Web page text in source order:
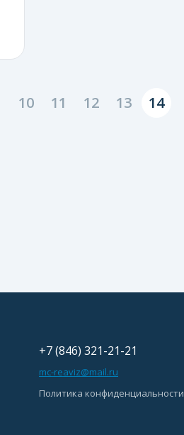
10 11 12 13 14
+7 (846) 321-21-21
mc-reaviz@mail.ru
Политика конфиденциальности